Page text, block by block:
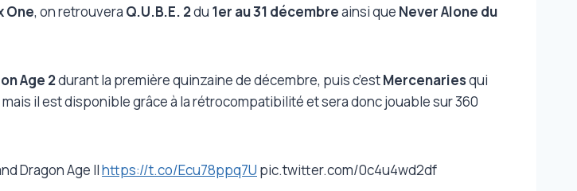
One, on retrouvera Q.U.B.E. 2du 1er au 31 décembreainsi que Never Alone du
Age 2durant la première quinzaine de décembre, puis c’estMercenariesqui
il est disponible grâce à la rétrocompatibilité et sera donc jouable sur 360
Dragon Age IIhttps://t.co/Ecu78ppq7U pic.twitter.com/0c4u4wd2df